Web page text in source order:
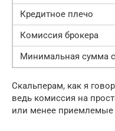
Кредитное плечо
Комиссия брокера
Минимальная сумма
Скальперам, как я
ведь комиссия на
или менее приемлемые